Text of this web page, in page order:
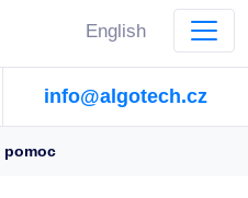
English
info@algotech.cz
pomoc